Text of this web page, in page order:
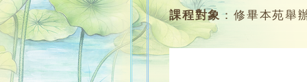
課程對象 ：修畢本苑舉